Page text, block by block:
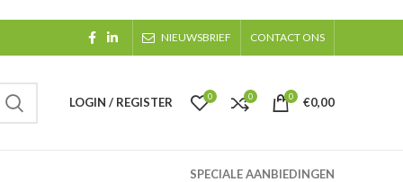
NIEUWSBRIEF CONTACT ONS
LOGIN / REGISTER 0 0 0 €0,00
SPECIALE AANBIEDINGEN